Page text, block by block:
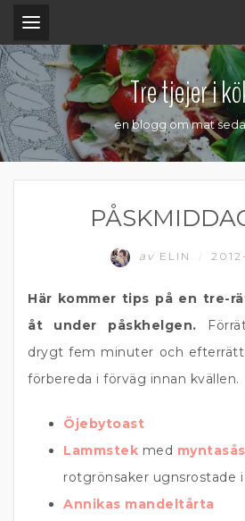
Tre tjejer i
en blogg om mat
av ELIN
Här kommer tips på en tre-
åt under påskhelgen.
drygt fem minuter och
förbereda i förväg innan kvällen.
Öjebytoast
Lammstek med myntasås
rotgrönsaker ugnsrostade
Annikas mandeltårta